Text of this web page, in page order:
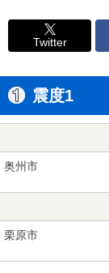
Twitter
震度1
奥州市
栗原市